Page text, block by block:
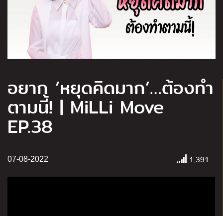
อยาก ‘หยุดคิดมาก’…ต้องทำ
ตามนี้! | MiLLi Move
EP.38
07-08-2022 1,391